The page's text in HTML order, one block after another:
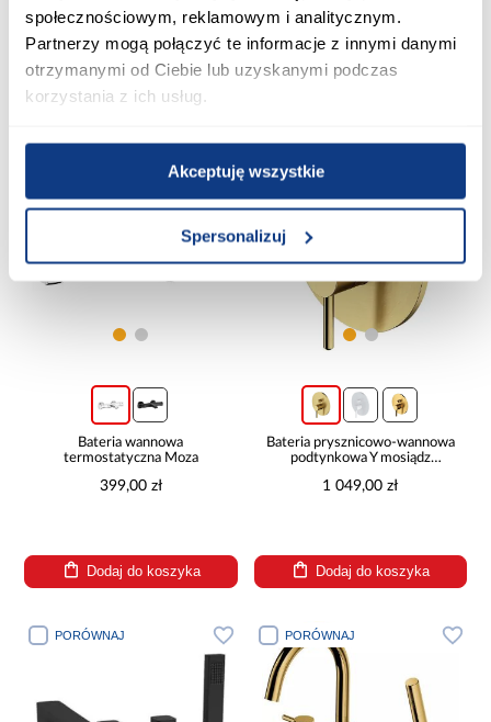
społecznościowym, reklamowym i analitycznym.
Partnerzy mogą połączyć te informacje z innymi danymi
otrzymanymi od Ciebie lub uzyskanymi podczas
korzystania z ich usług.
Akceptuję wszystkie
Spersonalizuj
369,00 zł
Dodaj do koszyka
345,00 zł
Bateria wannowa
termostatyczna Moza
399,00 zł
Dodaj do koszyka
PORÓWNAJ
Bateria prysznicowo-wannowa
podtynkowa Y mosiądz
1 049,00 zł
Dodaj do koszyka
PORÓWNAJ PORÓWNAJ